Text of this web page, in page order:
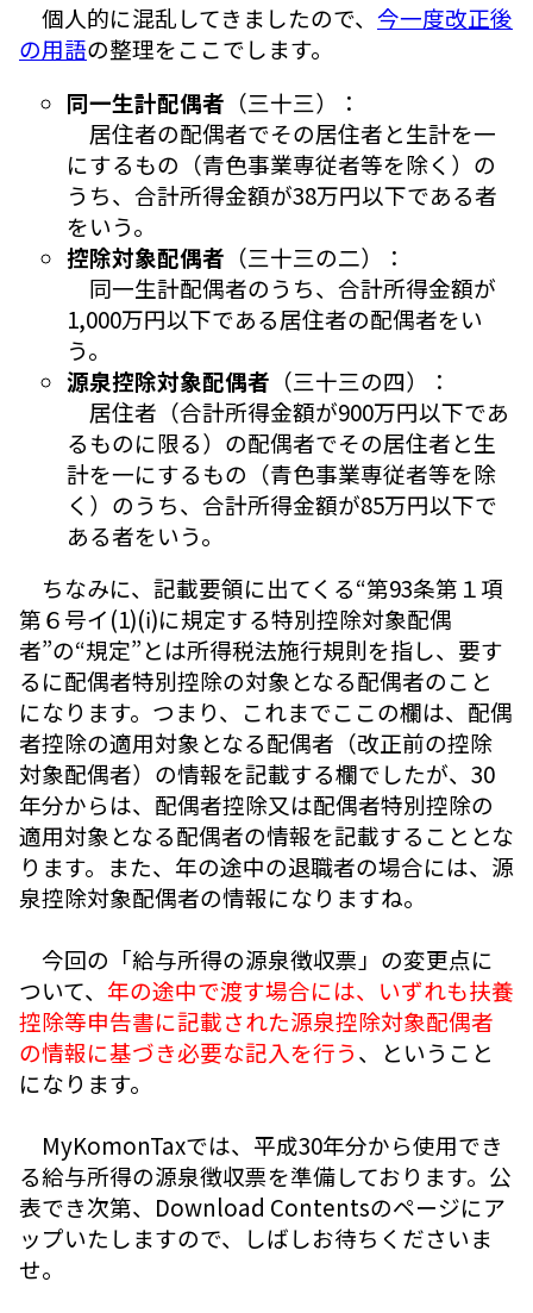
個人的に混乱してきましたので、 今一度改正後
の用語の整理をここでします。
同一生計配偶者 （三十三）：
居住者の配偶者でその居住者と生計を一
にするもの（青色事業専従者等を除く）の
うち、合計所得金額が38万円以下である者
をいう。
控除対象配偶者 （三十三の二）：
同一生計配偶者のうち、合計所得金額が
1,000万円以下である居住者の配偶者をい
う。
源泉控除対象配偶者 （三十三の四）：
居住者（合計所得金額が900万円以下であ
るものに限る）の配偶者でその居住者と生
計を一にするもの（青色事業専従者等を除
く）のうち、合計所得金額が85万円以下で
ある者をいう。
ちなみに、記載要領に出てくる“第93条第１項
第６号イ(1)(ⅰ)に規定する特別控除対象配偶
者”の“規定”とは所得税法施行規則を指し、要す
るに配偶者特別控除の対象となる配偶者のこと
になります。つまり、これまでここの欄は、配偶
者控除の適用対象となる配偶者（改正前の控除
対象配偶者）の情報を記載する欄でしたが、30
年分からは、配偶者控除又は配偶者特別控除の
適用対象となる配偶者の情報を記載することとな
ります。また、年の途中の退職者の場合には、源
泉控除対象配偶者の情報になりますね。
今回の「給与所得の源泉徴収票」の変更点に
ついて、 年の途中で渡す場合には、いずれも扶養
控除等申告書に記載された源泉控除対象配偶者
の情報に基づき必要な記入を行う、ということ
になります。
MyKomonTaxでは、平成30年分から使用でき
る給与所得の源泉徴収票を準備しております。公
表でき次第、Download Contentsのページにア
ップいたしますので、しばしお待ちくださいま
せ。